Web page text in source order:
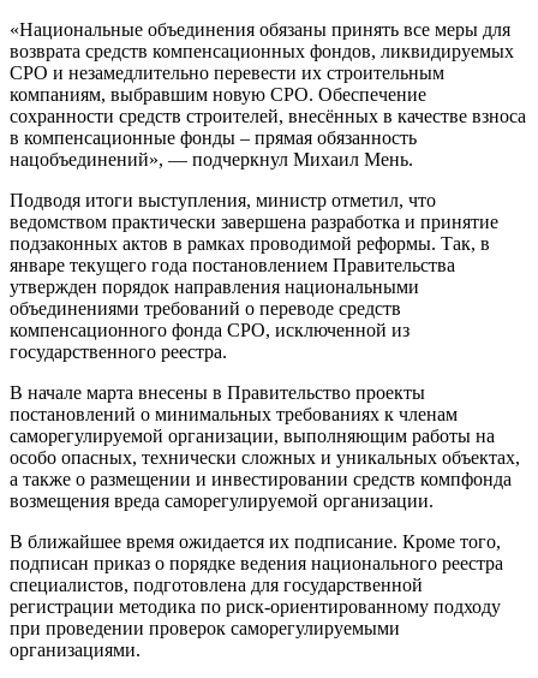
«Национальные объединения обязаны принять все меры для
возврата средств компенсационных фондов, ликвидируемых
СРО и незамедлительно перевести их строительным
компаниям, выбравшим новую СРО. Обеспечение
сохранности средств строителей, внесённых в качестве взноса
в компенсационные фонды – прямая обязанность
нацобъединений», — подчеркнул Михаил Мень.
Подводя итоги выступления, министр отметил, что
ведомством практически завершена разработка и принятие
подзаконных актов в рамках проводимой реформы. Так, в
январе текущего года постановлением Правительства
утвержден порядок направления национальными
объединениями требований о переводе средств
компенсационного фонда СРО, исключенной из
государственного реестра.
В начале марта внесены в Правительство проекты
постановлений о минимальных требованиях к членам
саморегулируемой организации, выполняющим работы на
особо опасных, технически сложных и уникальных объектах,
а также о размещении и инвестировании средств компфонда
возмещения вреда саморегулируемой организации.
В ближайшее время ожидается их подписание. Кроме того,
подписан приказ о порядке ведения национального реестра
специалистов, подготовлена для государственной
регистрации методика по риск-ориентированному подходу
при проведении проверок саморегулируемыми
организациями.